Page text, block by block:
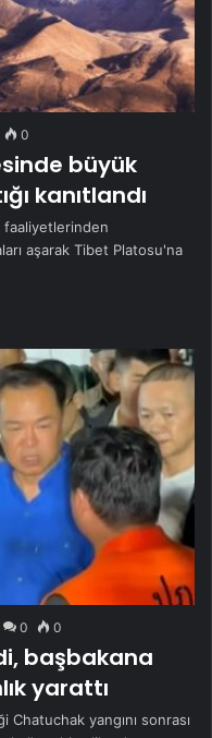
0
büyük
kanıtlandı
faaliyetlerinden
aşarak Tibet Platosu'na
0 0
başbakana
yarattı
yangını sonrası